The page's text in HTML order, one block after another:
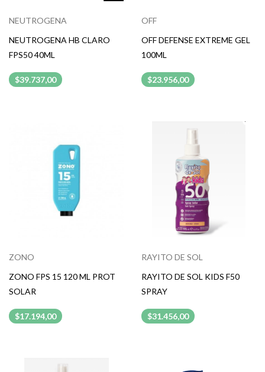
NEUTROGENA
NEUTROGENA HB CLARO
FPS50 40ML
$39.737,00
OFF
OFF DEFENSE EXTREME GEL
100ML
$23.956,00
ZONO
ZONO FPS 15 120 ML PROT
SOLAR
$17.194,00
RAYITO DE SOL
RAYITO DE SOL KIDS F50
SPRAY
$31.456,00